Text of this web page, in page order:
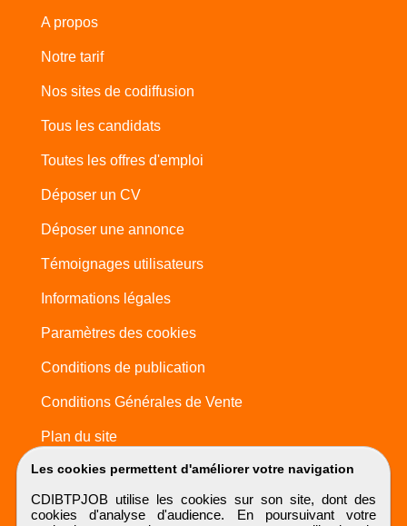
Les cookies permettent d'améliorer votre navigation
CDIBTPJOB utilise les cookies sur son site, dont des
cookies d'analyse d'audience. En poursuivant votre
A propos
Notre tarif
Nos sites de codiffusion
Tous les candidats
Toutes les offres d'emploi
Déposer un CV
Déposer une annonce
Témoignages utilisateurs
Informations légales
Paramètres des cookies
Conditions de publication
Conditions Générales de Vente
Plan du site